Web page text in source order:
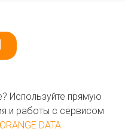
Используйте прямую
и работы с сервисом
DATA